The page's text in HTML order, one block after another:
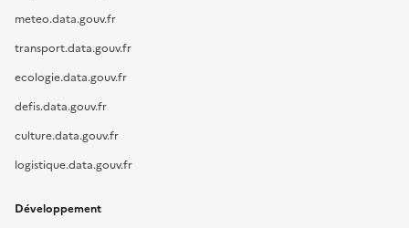
meteo.data.gouv.fr
transport.data.gouv.fr
ecologie.data.gouv.fr
defis.data.gouv.fr
culture.data.gouv.fr
logistique.data.gouv.fr
Développement